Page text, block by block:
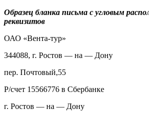
Образец бланка письма с угловым
реквизитов
ОАО «Вента-тур»
344088, г. Ростов — на — Дону
пер. Почтовый,55
Р/счет 15566776 в Сбербанке
г. Ростов — на — Дону